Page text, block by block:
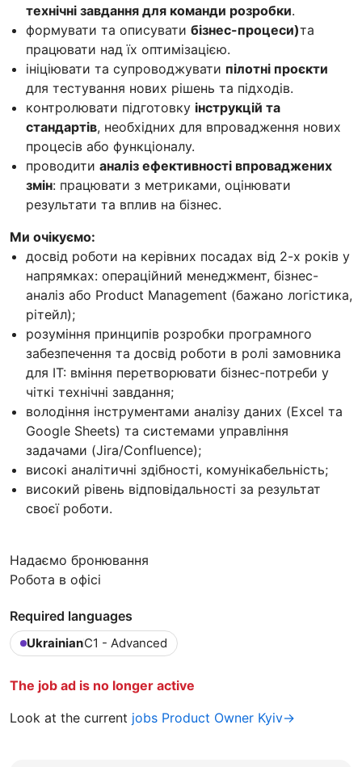
технічні завдання для команди розробки.
формувати та описувати бізнес-процеси)та
працювати над їх оптимізацією.
ініціювати та супроводжувати пілотні проєкти
для тестування нових рішень та підходів.
контролювати підготовку інструкцій та
стандартів, необхідних для впровадження нових
процесів або функціоналу.
проводити аналіз ефективності впроваджених
змін: працювати з метриками, оцінювати
результати та вплив на бізнес.
Ми очікуємо:
досвід роботи на керівних посадах від 2-х років у
напрямках: операційний менеджмент, бізнес-
аналіз або Product Management (бажано логістика,
рітейл);
розуміння принципів розробки програмного
забезпечення та досвід роботи в ролі замовника
для IT: вміння перетворювати бізнес-потреби у
чіткі технічні завдання;
володіння інструментами аналізу даних (Excel та
Google Sheets) та системами управління
задачами (Jira/Confluence);
високі аналітичні здібності, комунікабельність;
високий рівень відповідальності за результат
своєї роботи.
Надаємо бронювання
Робота в офісі
Required languages
UkrainianC1 - Advanced
The job ad is no longer active
Look at the current jobs Product Owner Kyiv→